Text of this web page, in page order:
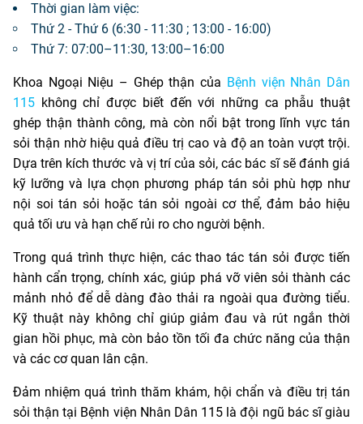
Thời gian làm việc:
Thứ 2 - Thứ 6 (6:30 - 11:30 ; 13:00 - 16:00)
Thứ 7: 07:00–11:30, 13:00–16:00
Khoa Ngoại Niệu – Ghép thận của Bệnh viện Nhân Dân
115 không chỉ được biết đến với những ca phẫu thuật
ghép thận thành công, mà còn nổi bật trong lĩnh vực tán
sỏi thận nhờ hiệu quả điều trị cao và độ an toàn vượt trội.
Dựa trên kích thước và vị trí của sỏi, các bác sĩ sẽ đánh giá
kỹ lưỡng và lựa chọn phương pháp tán sỏi phù hợp như
nội soi tán sỏi hoặc tán sỏi ngoài cơ thể, đảm bảo hiệu
quả tối ưu và hạn chế rủi ro cho người bệnh.
Trong quá trình thực hiện, các thao tác tán sỏi được tiến
hành cẩn trọng, chính xác, giúp phá vỡ viên sỏi thành các
mảnh nhỏ để dễ dàng đào thải ra ngoài qua đường tiểu.
Kỹ thuật này không chỉ giúp giảm đau và rút ngắn thời
gian hồi phục, mà còn bảo tồn tối đa chức năng của thận
và các cơ quan lân cận.
Đảm nhiệm quá trình thăm khám, hội chẩn và điều trị tán
sỏi thận tại Bệnh viện Nhân Dân 115 là đội ngũ bác sĩ giàu